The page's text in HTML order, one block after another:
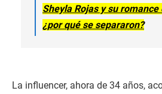
Sheyla Rojas y su
¿por qué se separaron?
La influencer, ahora de 34 años,